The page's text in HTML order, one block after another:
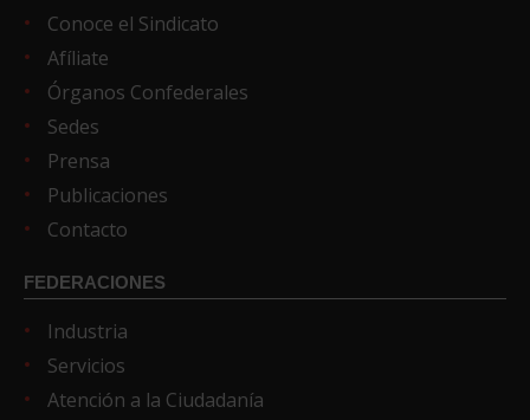
Conoce el Sindicato
Afíliate
Órganos Confederales
Sedes
Prensa
Publicaciones
Contacto
FEDERACIONES
Industria
Servicios
Atención a la Ciudadanía